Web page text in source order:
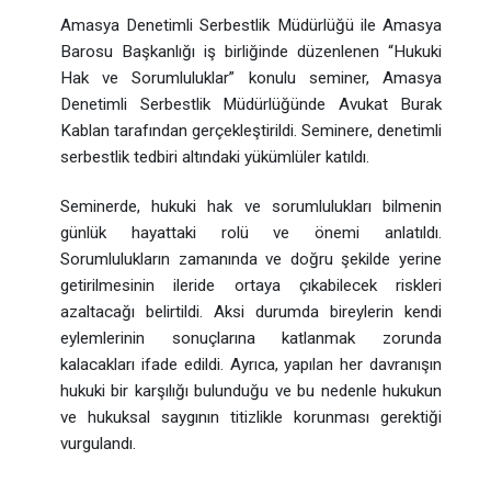
Amasya Denetimli Serbestlik Müdürlüğü ile Amasya
Barosu Başkanlığı iş birliğinde düzenlenen “Hukuki
Hak ve Sorumluluklar” konulu seminer, Amasya
Denetimli Serbestlik Müdürlüğünde Avukat Burak
Kablan tarafından gerçekleştirildi. Seminere, denetimli
serbestlik tedbiri altındaki yükümlüler katıldı.
Seminerde, hukuki hak ve sorumlulukları bilmenin
günlük hayattaki rolü ve önemi anlatıldı.
Sorumlulukların zamanında ve doğru şekilde yerine
getirilmesinin ileride ortaya çıkabilecek riskleri
azaltacağı belirtildi. Aksi durumda bireylerin kendi
eylemlerinin sonuçlarına katlanmak zorunda
kalacakları ifade edildi. Ayrıca, yapılan her davranışın
hukuki bir karşılığı bulunduğu ve bu nedenle hukukun
ve hukuksal saygının titizlikle korunması gerektiği
vurgulandı.